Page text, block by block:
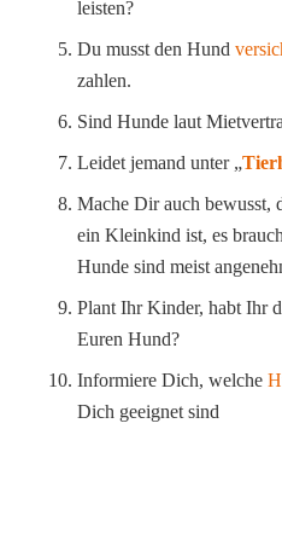
leisten?
Du musst den Hund
zahlen.
Sind Hunde laut
Leidet jemand unter „
Mache Dir auch bewusst,
ein Kleinkind ist, es
Hunde sind meist
Plant Ihr Kinder, habt Ihr
Euren Hund?
Informiere Dich, welche
Dich geeignet sind